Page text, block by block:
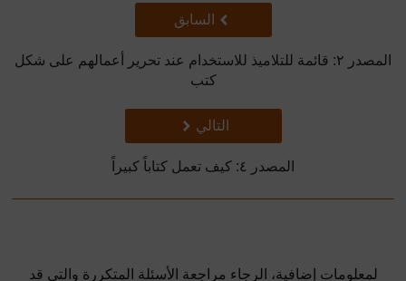
سابقالسابق
المصدر ٢: قائمة للتلاميذ للاستخدام عند تحرير أعمالهم على شكل
كتب
تالي
التالي
المصدر ٤: كيف تعمل كتاباً كبيراً
لمعلومات إضافية، الرجاء مراجعة الأسئلة المتكررة والتي قد